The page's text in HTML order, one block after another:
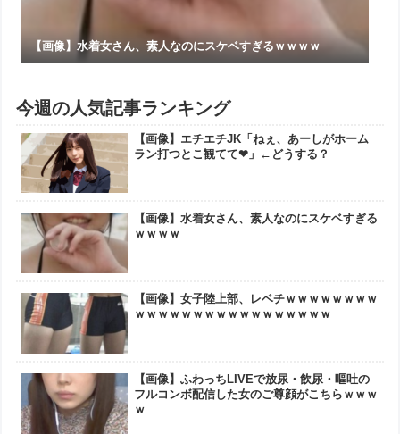
【画像】水着女さん、素人なのにスケベすぎるｗｗｗｗ
今週の人気記事ランキング
【画像】エチエチJK「ねぇ、あーしがホーム
ラン打つとこ観てて❤」←どうする？
【画像】水着女さん、素人なのにスケベすぎる
ｗｗｗｗ
【画像】女子陸上部、レベチｗｗｗｗｗｗｗｗ
ｗｗｗｗｗｗｗｗｗｗｗｗｗｗｗｗｗ
【画像】ふわっちLIVEで放尿・飲尿・嘔吐の
フルコンボ配信した女のご尊顔がこちらｗｗｗ
ｗ